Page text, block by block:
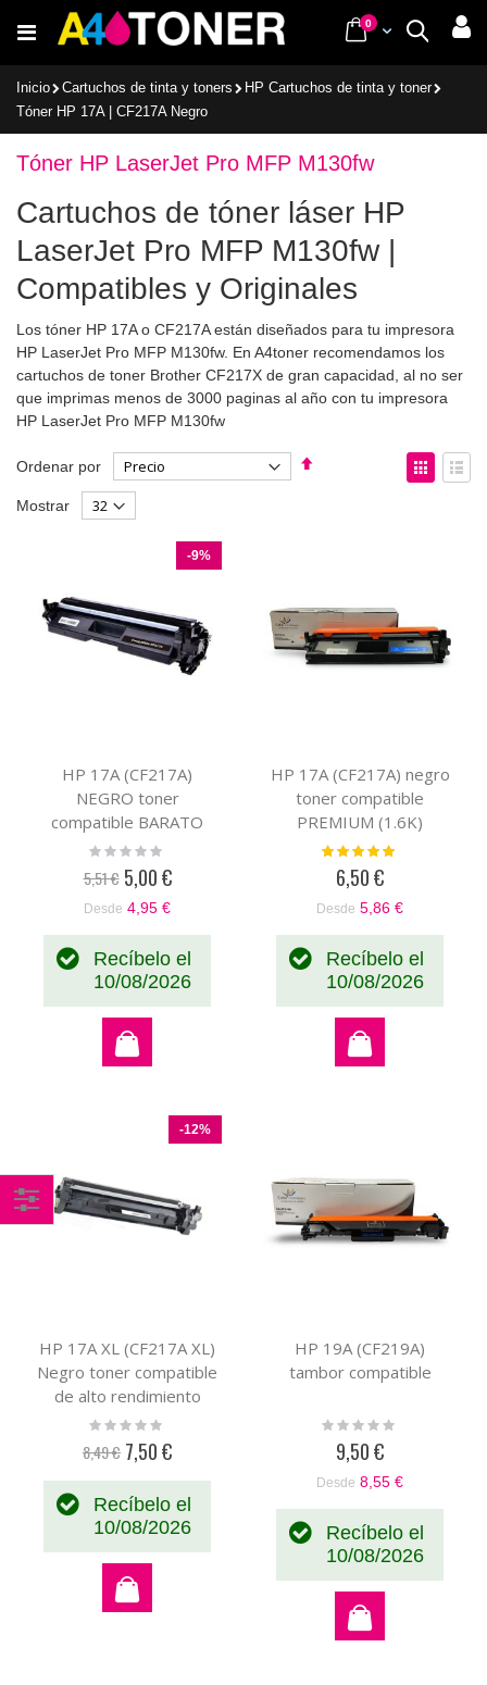
al
Buscar
Cart
0items
Inicio Cartuchos de tinta y toners
HP Cartuchos de tinta y toner
Tóner HP 17A | CF217A Negro
Tóner HP LaserJet Pro MFP M130fw
Cartuchos de tóner láser HP
LaserJet Pro MFP M130fw |
Compatibles y Originales
Los tóner HP 17A o CF217A están diseñados para tu impresora
HP LaserJet Pro MFP M130fw. En A4toner recomendamos los
cartuchos de toner Brother CF217X de gran capacidad, al no ser
que imprimas menos de 3000 paginas al año con tu impresora
HP LaserJet Pro MFP M130fw
Ordenar por
Fijar
Ver
como
Mostrar
-9%
HP 17A (CF217A)
NEGRO toner
compatible BARATO
(1.6K)
Rating:
5,51 € Precio
5,00 €
Desde 4,95 €
Recíbelo el
10/08/2026
HP 17A (CF217A) negro
toner compatible
PREMIUM (1.6K)
Valoración:
6,50 €
Desde 5,86 €
Recíbelo el
10/08/2026
-12%
HP 17A XL (CF217A XL)
Negro toner compatible
de alto rendimiento
BARATO (6K)
Rating:
8,49 € Precio
7,50 €
Recíbelo el
10/08/2026
HP 19A (CF219A)
tambor compatible
Rating:
9,50 €
Desde 8,55 €
Recíbelo el
10/08/2026
Comprar